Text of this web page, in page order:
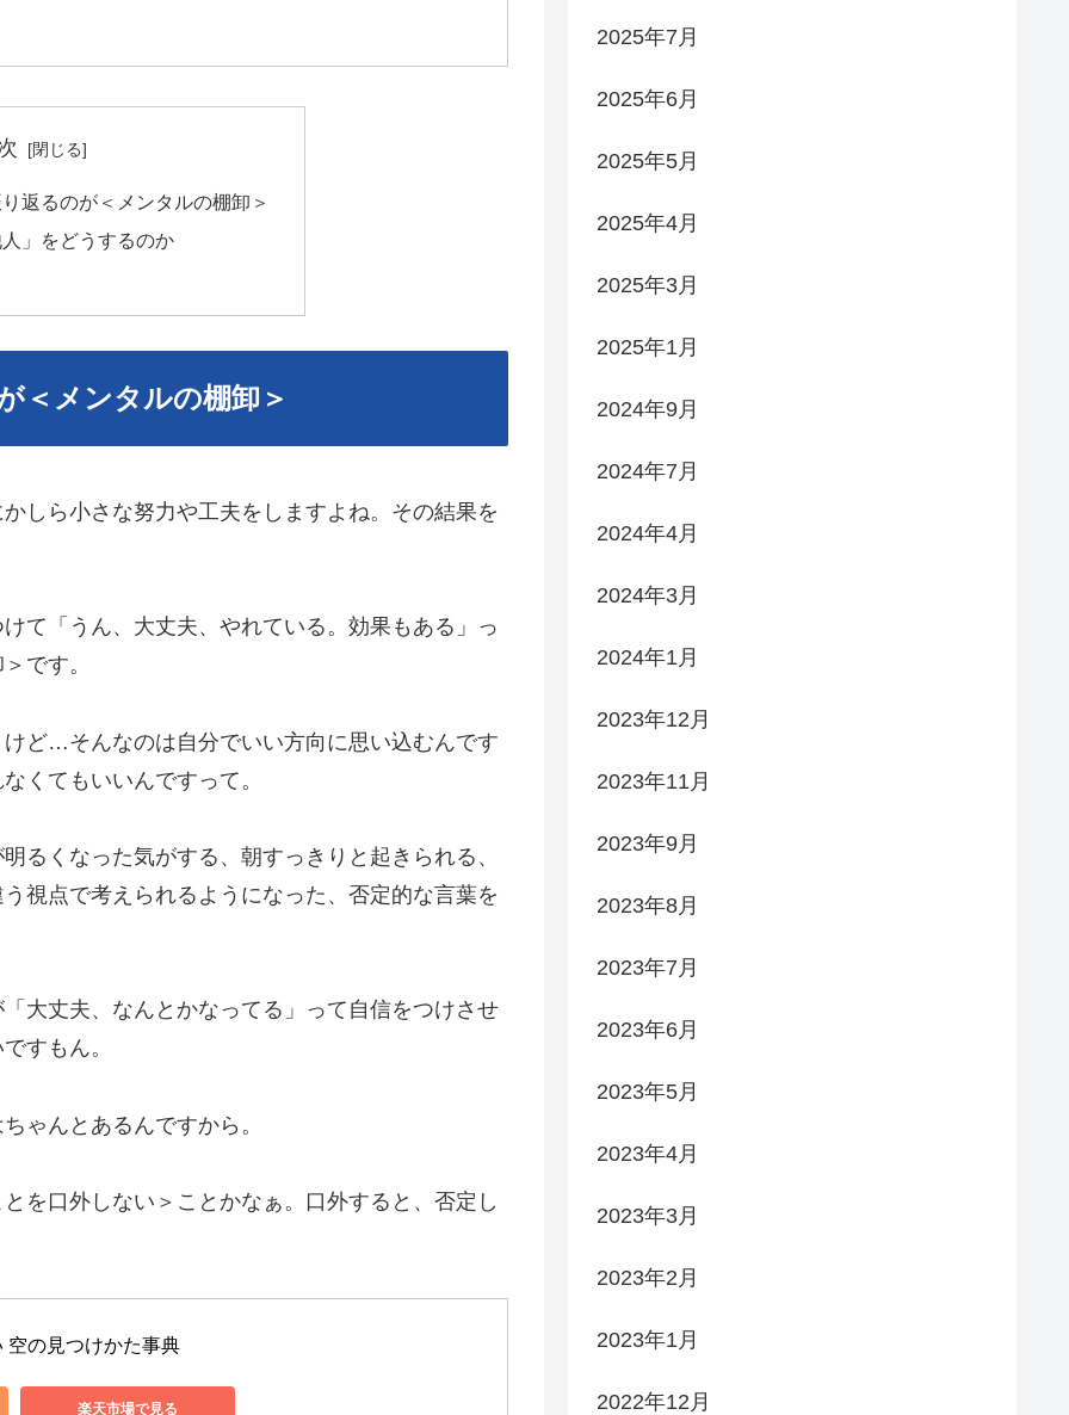
返るのが＜メンタルの棚卸＞
」をどうするのか
＜メンタルの棚卸＞
しら小さな努力や工夫をしますよね。その結果を
て「うん、大丈夫、やれている。効果もある」っ
です。
ど…そんなのは自分でいい方向に思い込むんです
くてもいいんですって。
るくなった気がする、朝すっきりと起きられる、
視点で考えられるようになった、否定的な言葉を
大丈夫、なんとかなってる」って自信をつけさせ
すもん。
ゃんとあるんですから。
を口外しない＞ことかなぁ。口外すると、否定し
空の見つけかた事典
楽天市場で見る
2025年7月
2025年6月
2025年5月
2025年4月
2025年3月
2025年1月
2024年9月
2024年7月
2024年4月
2024年3月
2024年1月
2023年12月
2023年11月
2023年9月
2023年8月
2023年7月
2023年6月
2023年5月
2023年4月
2023年3月
2023年2月
2023年1月
2022年12月